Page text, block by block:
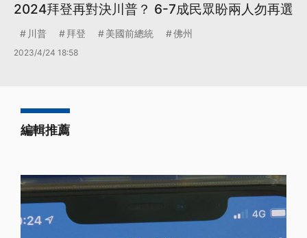
2024拜登再對決川普？ 6-7成民眾盼兩人勿再選
川普 拜登 美國前總統 佛州
2023/4/24 18:58
編輯推薦